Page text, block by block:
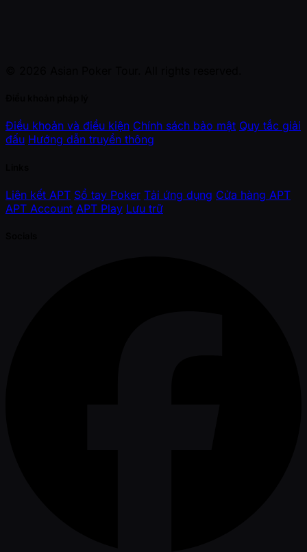
Điều khoản và điều kiện Chính sách bảo mật Quy tắc giải
đấu Hướng dẫn truyền thông
Liên kết APT Sổ tay Poker Tải ứng dụng Cửa hàng APT
APT Account APT Play Lưu trữ